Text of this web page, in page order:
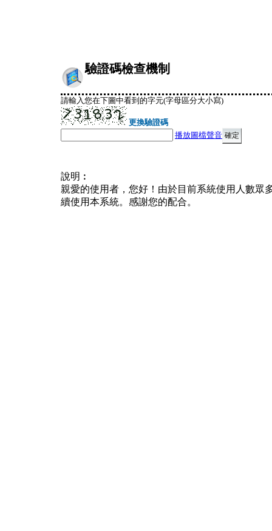
驗證碼檢查機制
請輸入您在下圖中看到的字元(字母區分大小寫)
更換驗證碼
播放圖檔聲音
說明︰
親愛的使用者，您好！由於目前系統使用人數眾
續使用本系統。感謝您的配合。